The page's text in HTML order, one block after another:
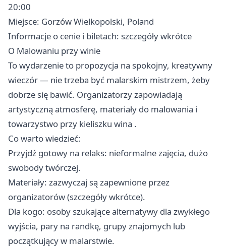
20:00
Miejsce: Gorzów Wielkopolski, Poland
Informacje o cenie i biletach: szczegóły wkrótce
O Malowaniu przy winie
To wydarzenie to propozycja na spokojny, kreatywny
wieczór — nie trzeba być malarskim mistrzem, żeby
dobrze się bawić. Organizatorzy zapowiadają
artystyczną atmosferę, materiały do malowania i
towarzystwo przy kieliszku wina .
Co warto wiedzieć:
Przyjdź gotowy na relaks: nieformalne zajęcia, dużo
swobody twórczej.
Materiały: zazwyczaj są zapewnione przez
organizatorów (szczegóły wkrótce).
Dla kogo: osoby szukające alternatywy dla zwykłego
wyjścia, pary na randkę, grupy znajomych lub
początkujący w malarstwie.